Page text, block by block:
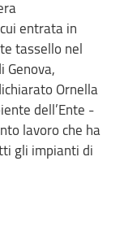
entrata in
tassello nel
Genova,
Ornella
dell’Ente -
lavoro che ha
gli impianti di